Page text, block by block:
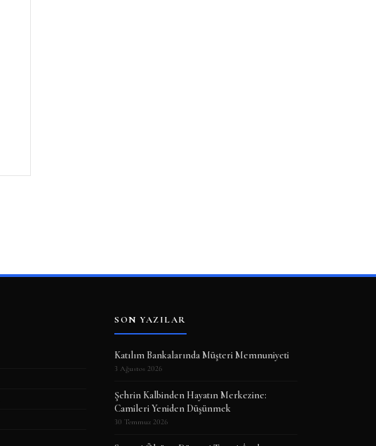
SON YAZILAR
Katılım Bankalarında Müşteri Memnuniyeti
3 Ağustos 2026
Şehrin Kalbinden Hayatın Merkezine:
Camileri Yeniden Düşünmek
30 Temmuz 2026